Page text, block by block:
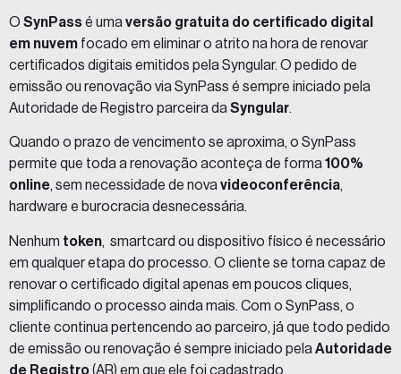
O SynPassé umaversão gratuita do certificado digital
em nuvem focado em eliminar o atrito na hora de renovar
certificados digitais emitidos pela Syngular. O pedido de
emissão ou renovação via SynPass é sempre iniciado pela
Autoridade de Registro parceira daSyngular.
Quando o prazo de vencimento se aproxima, o SynPass
permite que toda a renovação aconteça de forma100%
online, sem necessidade de novavideoconferência,
hardware e burocracia desnecessária.
Nenhum token, smartcard ou dispositivo físico é necessário
em qualquer etapa do processo. O cliente se torna capaz de
renovar o certificado digital apenas em poucos cliques,
simplificando o processo ainda mais. Com o SynPass, o
cliente continua pertencendo ao parceiro, já que todo pedido
de emissão ou renovação é sempre iniciado pelaAutoridade
de Registro(AR) em que ele foi cadastrado.